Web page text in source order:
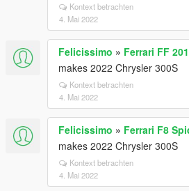
Kontext betrachten
4. Mai 2022
Felicissimo » Ferrari FF
makes 2022 Chrysler 300S
Kontext betrachten
4. Mai 2022
Felicissimo » Ferrari F8
makes 2022 Chrysler 300S
Kontext betrachten
4. Mai 2022